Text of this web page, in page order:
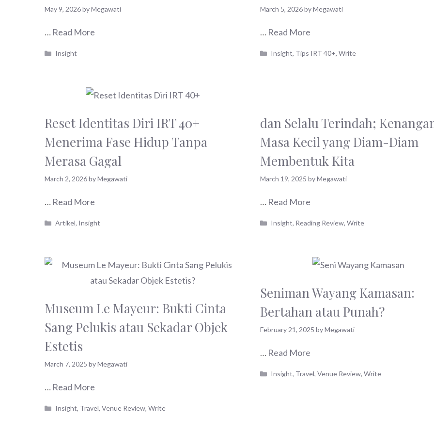
May 9, 2026byMegawati
… Read More
Categories
Insight
March 5, 2026byMegawati
… Read More
Categories
Insight, Tips IRT 40+,Write
Reset Identitas Diri IRT 40+
Menerima Fase Hidup Tanpa
Merasa Gagal
March 2, 2026byMegawati
… Read More
Categories
Artikel, Insight
dan Selalu Terindah;
Masa Kecil yang Diam-Diam
Membentuk Kita
March 19, 2025 byMegawati
… Read More
Categories
Insight, Reading Review,Write
Museum Le Mayeur: Bukti Cinta
Sang Pelukis atau Sekadar Objek
Estetis
March 7, 2025 byMegawati
… Read More
Categories
Insight, Travel,Venue Review,Write
Seniman Wayang Kamasan:
Bertahan atau Punah?
February 21, 2025 byMegawati
… Read More
Categories
Insight, Travel,Venue Review,Write